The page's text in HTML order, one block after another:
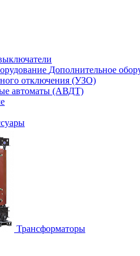
Дополнительное
отключения (УЗО)
автоматы (АВДТ)
Трансформаторы